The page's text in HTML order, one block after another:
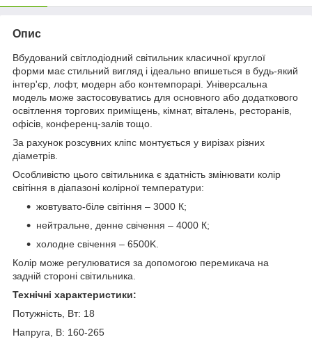
Опис
Вбудований світлодіодний світильник класичної круглої
форми має стильний вигляд і ідеально впишеться в будь-який
інтер'єр, лофт, модерн або контемпорарі. Універсальна
модель може застосовуватись для основного або додаткового
освітлення торгових приміщень, кімнат, віталень, ресторанів,
офісів, конференц-залів тощо.
За рахунок розсувних кліпс монтується у вирізах різних
діаметрів.
Особливістю цього світильника є здатність змінювати колір
світіння в діапазоні колірної температури:
жовтувато-біле світіння – 3000 К;
нейтральне, денне свічення – 4000 К;
холодне свічення – 6500K.
Колір може регулюватися за допомогою перемикача на
задній стороні світильника.
Технічні характеристики:
Потужність, Вт: 18
Напруга, В: 160-265